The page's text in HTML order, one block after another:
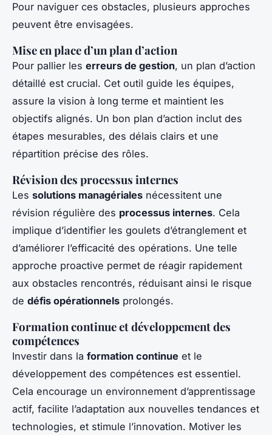
Pour naviguer ces obstacles, plusieurs approches
peuvent être envisagées.
Mise en place d’un plan d’action
Pour pallier les erreurs de gestion, un plan d’action
détaillé est crucial. Cet outil guide les équipes,
assure la vision à long terme et maintient les
objectifs alignés. Un bon plan d’action inclut des
étapes mesurables, des délais clairs et une
répartition précise des rôles.
Révision des processus internes
Les solutions managériales nécessitent une
révision régulière des processus internes. Cela
implique d’identifier les goulets d’étranglement et
d’améliorer l’efficacité des opérations. Une telle
approche proactive permet de réagir rapidement
aux obstacles rencontrés, réduisant ainsi le risque
de défis opérationnels prolongés.
Formation continue et développement des
compétences
Investir dans la formation continue et le
développement des compétences est essentiel.
Cela encourage un environnement d’apprentissage
actif, facilite l’adaptation aux nouvelles tendances et
technologies, et stimule l’innovation. Motiver les